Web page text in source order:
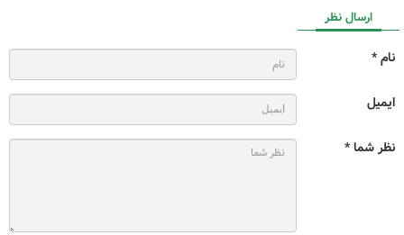
ارسال نظر
نام *
ایمیل
نظر شما *